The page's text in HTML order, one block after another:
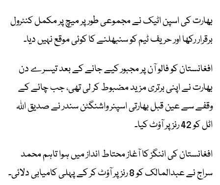
بھارت کی اسپن اٹیک نے مجموعی طور پر میچ پر مکمل کنٹرول
برقرار رکھا اور حریف ٹیم کو سنبھلنے کا کوئی موقع نہیں دیا۔
افغانستان کو فالو آن پر مجبور کیے جانے کے بعد تیسرے دن
بھارت نے اپنی برتری مزید مضبوط کر لی تھی، جب چائے کے
وقفے سے عین قبل بھارتی اسپنر واشنگٹن سندر نے صدیق اللہ
اٹل کو 42 رنز پر آؤٹ کیا۔
افغانستان کی اننگز کا آغاز محتاط انداز میں ہوا تاہم محمد
سراج نے عبدالمالک کو 8 رنز پر آؤٹ کر کے پہلی کامیابی دلائی۔